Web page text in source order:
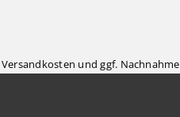
Versandkosten und ggf.